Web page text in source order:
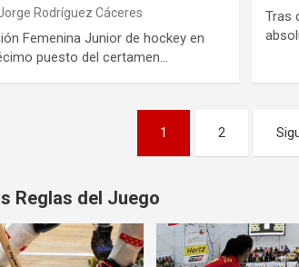
Rodríguez Cáceres
Femenina Junior de hockey en
puesto del certamen…
Tras
1 2
Reglas del Juego